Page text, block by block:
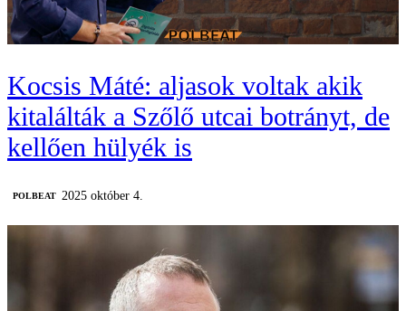
Kocsis Máté: aljasok voltak akik
kitalálták a Szőlő utcai botrányt, de
kellően hülyék is
‎POLBEAT 2025 október 4.